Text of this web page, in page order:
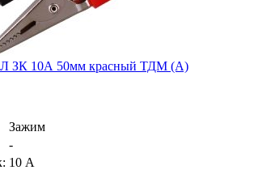
ЗК 10А 50мм красный ТДМ (А)
Зажим
-
10 А